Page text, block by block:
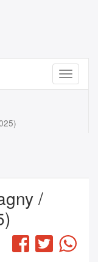
Menu
/
Facebook
Twitter